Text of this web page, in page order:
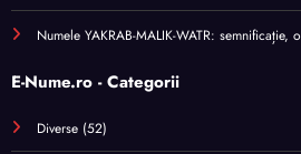
Numele YAKRAB-MALIK-WATR:
E-Nume.ro - Categorii
Diverse (52)